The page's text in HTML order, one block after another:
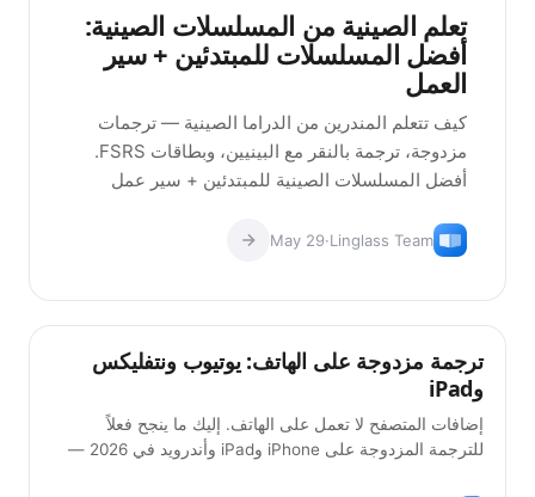
تعلم الصينية من المسلسلات الصينية:
أفضل المسلسلات للمبتدئين + سير
العمل
كيف تتعلم المندرين من الدراما الصينية — ترجمات
مزدوجة، ترجمة بالنقر مع البينيين، وبطاقات FSRS.
أفضل المسلسلات الصينية للمبتدئين + سير عمل
Linglass Team
·
May 29
ترجمة مزدوجة على الهاتف: يوتيوب ونتفليكس
وiPad
إضافات المتصفح لا تعمل على الهاتف. إليك ما ينجح فعلاً
للترجمة المزدوجة على iPhone وiPad وأندرويد في 2026 —